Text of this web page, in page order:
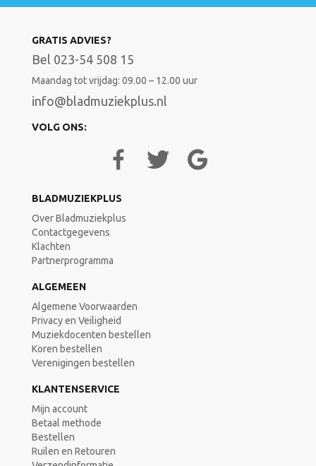
GRATIS ADVIES?
Bel 023-54 508 15
Maandag tot vrijdag: 09.00 – 12.00 uur
info@bladmuziekplus.nl
VOLG ONS:
BLADMUZIEKPLUS
Over Bladmuziekplus
Contactgegevens
Klachten
Partnerprogramma
ALGEMEEN
Algemene Voorwaarden
Privacy en Veiligheid
Muziekdocenten bestellen
Koren bestellen
Verenigingen bestellen
KLANTENSERVICE
Mijn account
Betaal methode
Bestellen
Ruilen en Retouren